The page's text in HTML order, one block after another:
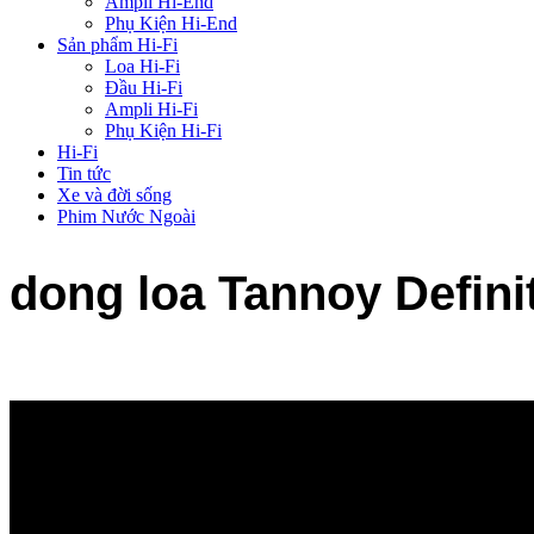
Phụ Kiện Hi-End
Sản phẩm Hi-Fi
Loa Hi-Fi
Đầu Hi-Fi
Ampli Hi-Fi
Phụ Kiện Hi-Fi
Hi-Fi
Tin tức
Xe và đời sống
Phim Nước Ngoài
dong loa Tannoy